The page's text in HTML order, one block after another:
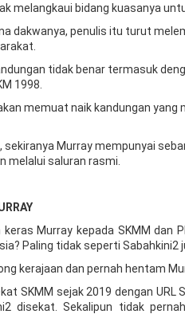
melangkaui bidang kuasanya
dakwanya, penulis itu turut
tidak benar termasuk
1998.
memuat naik kandungan
sekiranya Murray mempunyai
melalui saluran rasmi.
keras Murray kepada SKMM dan
Paling tidak seperti
kerajaan dan pernah hentam
SKMM sejak 2019 dengan URL
disekat. Sekalipun tidak